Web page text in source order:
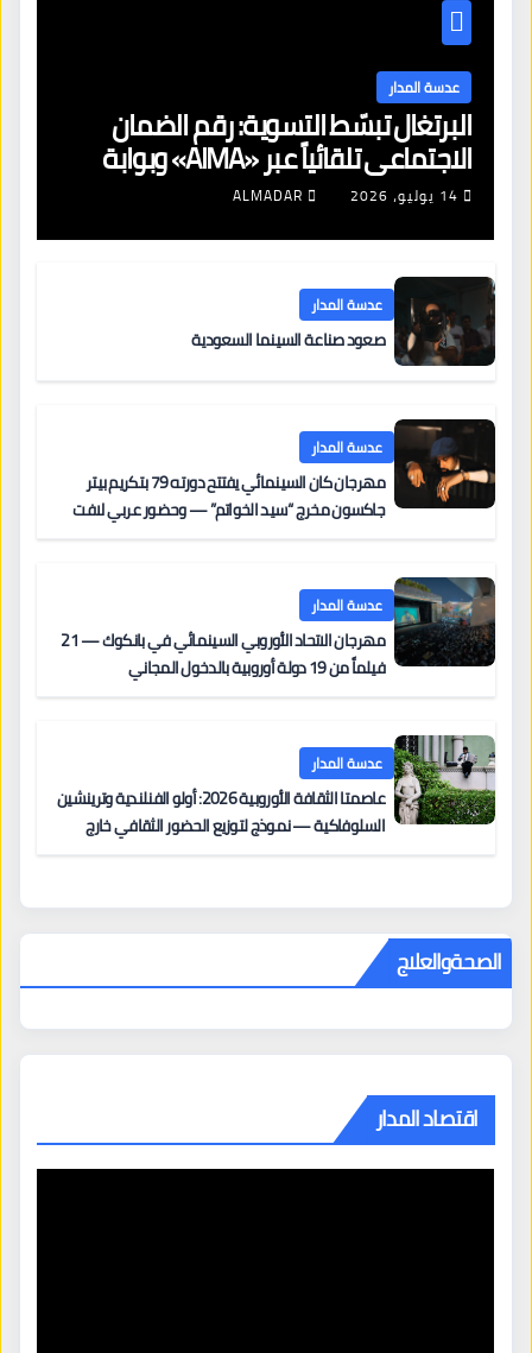
عدسة المدار
البرتغال تبسّط التسوية: رقم الضمان
الاجتماعي تلقائياً عبر «AIMA» وبوابة
جديدة لتجديد الإقامات
14 يوليو، 2026 ALMADAR
عدسة المدار
صعود صناعة السينما السعودية
عدسة المدار
مهرجان كان السينمائي يفتتح دورته 79 بتكريم بيتر
جاكسون مخرج “سيد الخواتم” — وحضور عربي لافت
عدسة المدار
مهرجان الاتحاد الأوروبي السينمائي في بانكوك — 21
فيلماً من 19 دولة أوروبية بالدخول المجاني
عدسة المدار
عاصمتا الثقافة الأوروبية 2026: أولو الفنلندية وترينشين
السلوفاكية — نموذج لتوزيع الحضور الثقافي خارج
الصحةوالعلاج
اقتصاد المدار